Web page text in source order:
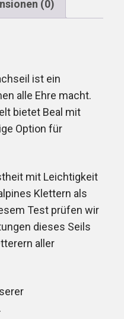
(0)
ist ein
alle Ehre macht.
bietet Beal mit
Option für
mit Leichtigkeit
Klettern als
Test prüfen wir
dieses Seils
aller